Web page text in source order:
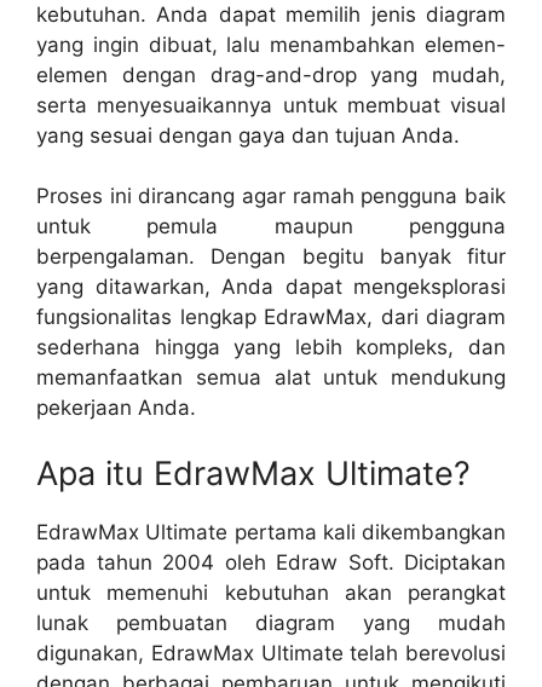
kebutuhan. Anda dapat memilih jenis diagram
yang ingin dibuat, lalu menambahkan elemen-
elemen dengan drag-and-drop yang mudah,
serta menyesuaikannya untuk membuat visual
yang sesuai dengan gaya dan tujuan Anda.
Proses ini dirancang agar ramah pengguna baik
untuk pemula maupun pengguna
berpengalaman. Dengan begitu banyak fitur
yang ditawarkan, Anda dapat mengeksplorasi
fungsionalitas lengkap EdrawMax, dari diagram
sederhana hingga yang lebih kompleks, dan
memanfaatkan semua alat untuk mendukung
pekerjaan Anda.
Apa itu EdrawMax Ultimate?
EdrawMax Ultimate pertama kali dikembangkan
pada tahun 2004 oleh Edraw Soft. Diciptakan
untuk memenuhi kebutuhan akan perangkat
lunak pembuatan diagram yang mudah
digunakan, EdrawMax Ultimate telah berevolusi